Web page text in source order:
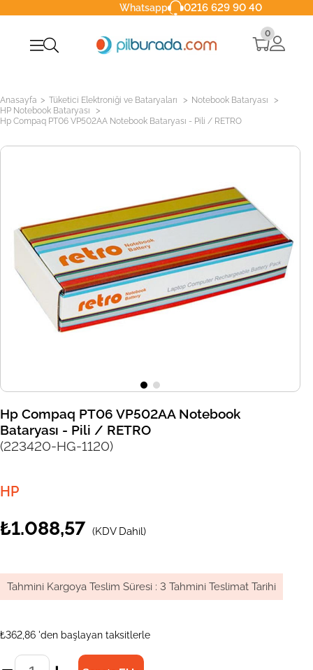
Whatsapp 0216 629 90 40
0
Anasayfa > Tüketici Elektroniği ve Bataryaları > Notebook Bataryası >
HP Notebook Bataryası >
Hp Compaq PT06 VP502AA Notebook Bataryası - Pili / RETRO
Hp Compaq PT06 VP502AA Notebook
Bataryası - Pili / RETRO
(223420-HG-1120)
HP
₺1.088,57 (KDV Dahil)
Tahmini Kargoya Teslim Süresi : 3 Tahmini Teslimat Tarihi
₺362,86 'den başlayan taksitlerle